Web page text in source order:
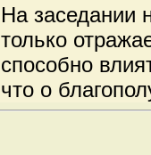
На заседании
только
способно
что о